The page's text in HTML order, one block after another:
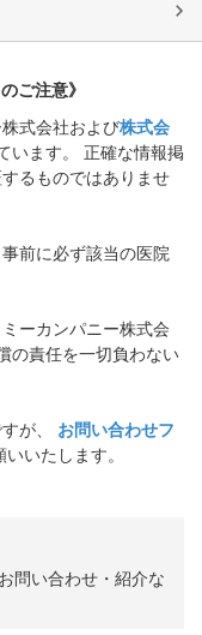
ご注意》
式会社および株式会
います。 正確な情報掲
るものではありませ
前に必ず該当の医院
ーカンパニー株式会
の責任を一切負わない
が、
お問い合わせフ
いたします。
問い合わせ・紹介な